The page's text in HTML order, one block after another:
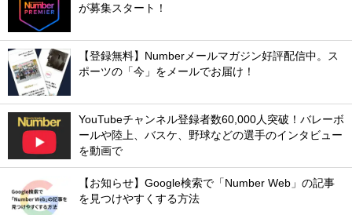
が募集スタート！
【登録無料】Numberメールマガジン好評配信中。ス
ポーツの「今」をメールでお届け！
YouTubeチャンネル登録者数60,000人突破！バレーボ
ールや陸上、バスケ、野球などの選手のインタビュー
を動画で
【お知らせ】Google検索で「Number Web」の記事
を見つけやすくする方法